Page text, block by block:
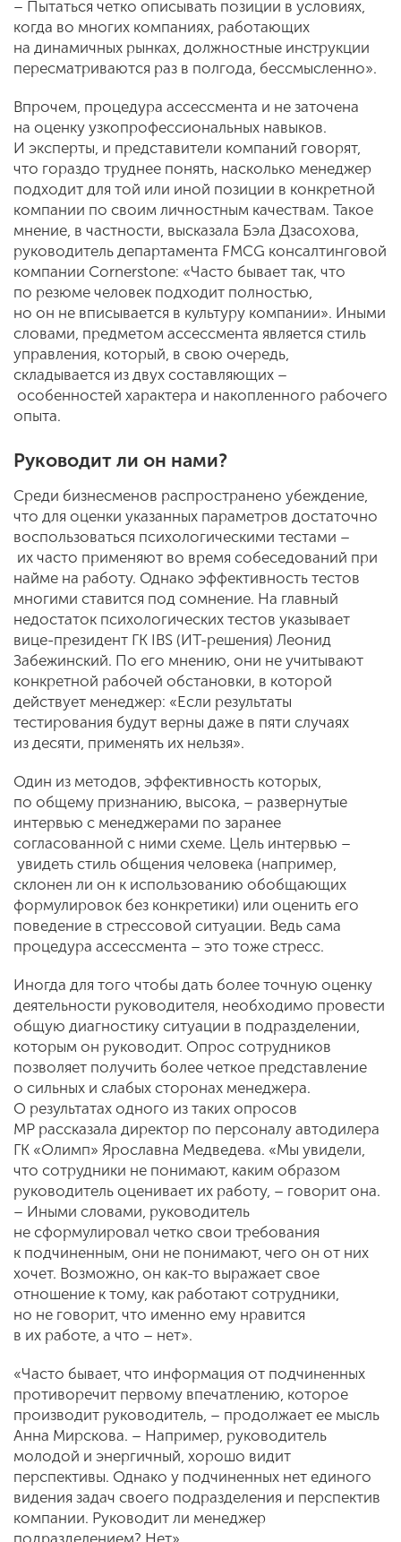
– Пытаться четко описывать позиции в условиях,
когда во многих компаниях, работающих
на динамичных рынках, должностные инструкции
пересматриваются раз в полгода, бессмысленно».
Впрочем, процедура ассессмента и не заточена
на оценку узкопрофессиональных навыков.
И эксперты, и представители компаний говорят,
что гораздо труднее понять, насколько менеджер
подходит для той или иной позиции в конкретной
компании по своим личностным качествам. Такое
мнение, в частности, высказала Бэла Дзасохова,
руководитель департамента FMCG консалтинговой
компании Cornerstone: «Часто бывает так, что
по резюме человек подходит полностью,
но он не вписывается в культуру компании». Иными
словами, предметом ассессмента является стиль
управления, который, в свою очередь,
складывается из двух составляющих –
особенностей характера и накопленного рабочего
опыта.
Руководит ли он нами?
Среди бизнесменов распространено убеждение,
что для оценки указанных параметров достаточно
воспользоваться психологическими тестами –
их часто применяют во время собеседований при
найме на работу. Однако эффективность тестов
многими ставится под сомнение. На главный
недостаток психологических тестов указывает
вице-президент ГК IBS (ИT-решения) Леонид
Забежинский. По его мнению, они не учитывают
конкретной рабочей обстановки, в которой
действует менеджер: «Если результаты
тестирования будут верны даже в пяти случаях
из десяти, применять их нельзя».
Один из методов, эффективность которых,
по общему признанию, высока, – развернутые
интервью с менеджерами по заранее
согласованной с ними схеме. Цель интервью –
увидеть стиль общения человека (например,
склонен ли он к использованию обобщающих
формулировок без конкретики) или оценить его
поведение в стрессовой ситуации. Ведь сама
процедура ассессмента – это тоже стресс.
Иногда для того чтобы дать более точную оценку
деятельности руководителя, необходимо провести
общую диагностику ситуации в подразделении,
которым он руководит. Опрос сотрудников
позволяет получить более четкое представление
о сильных и слабых сторонах менеджера.
О результатах одного из таких опросов
МР рассказала директор по персоналу автодилера
ГК «Олимп» Ярославна Медведева. «Мы увидели,
что сотрудники не понимают, каким образом
руководитель оценивает их работу, – говорит она.
– Иными словами, руководитель
не сформулировал четко свои требования
к подчиненным, они не понимают, чего он от них
хочет. Возможно, он как-то выражает свое
отношение к тому, как работают сотрудники,
но не говорит, что именно ему нравится
в их работе, а что – нет».
«Часто бывает, что информация от подчиненных
противоречит первому впечатлению, которое
производит руководитель, – продолжает ее мысль
Анна Мирскова. – Например, руководитель
молодой и энергичный, хорошо видит
перспективы. Однако у подчиненных нет единого
видения задач своего подразделения и перспектив
компании. Руководит ли менеджер
подразделением? Нет».